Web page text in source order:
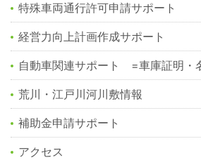
特殊車両通行許可申請サポート
経営力向上計画作成サポート
自動車関連サポート =車庫証明・
荒川・江戸川河川敷情報
補助金申請サポート
アクセス